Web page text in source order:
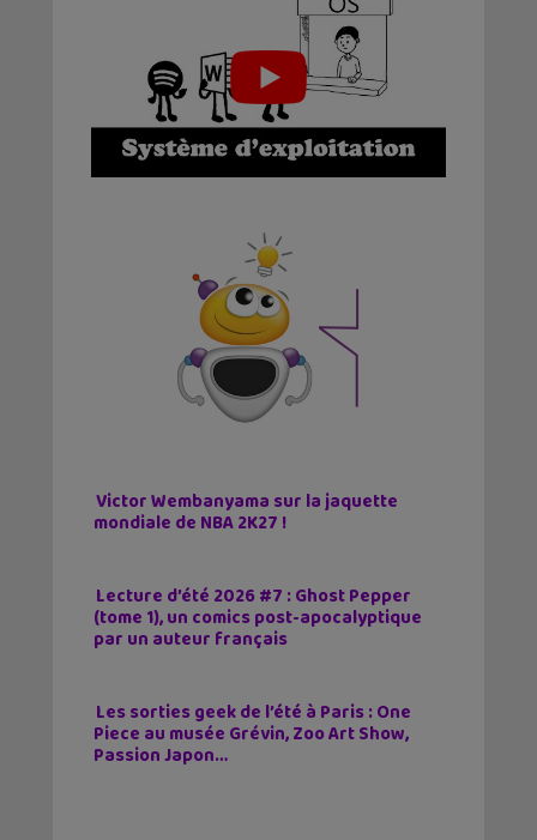
Victor Wembanyama sur la jaquette
mondiale de NBA 2K27 !
Lecture d’été 2026 #7 : Ghost Pepper
(tome 1), un comics post-apocalyptique
par un auteur français
Les sorties geek de l’été à Paris : One
Piece au musée Grévin, Zoo Art Show,
Passion Japon…